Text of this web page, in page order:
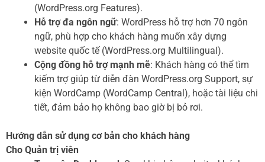
(WordPress.org Features).
Hỗ trợ đa ngôn ngữ: WordPress hỗ trợ hơn 70 ngôn
ngữ, phù hợp cho khách hàng muốn xây dựng
website quốc tế (WordPress.org Multilingual).
Cộng đồng hỗ trợ mạnh mẽ: Khách hàng có thể tìm
kiếm trợ giúp từ diễn đàn WordPress.org Support, sự
kiện WordCamp (WordCamp Central), hoặc tài liệu chi
tiết, đảm bảo họ không bao giờ bị bỏ rơi.
Hướng dẫn sử dụng cơ bản cho khách hàng
Cho Quản trị viên